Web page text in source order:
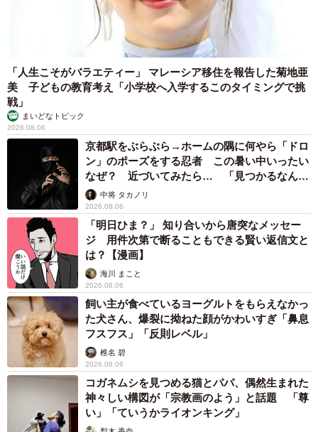
「人生こそがバラエティー」 マレーシア移住を報告した菊地亜
美 子どもの教育考え「小学校へ入学するこのタイミングで挑
戦」
まいどなトピック
2026.08.06
京都駅をぶらぶら→ホームの隅に何やら「ドロ
ン」のポーズをする忍者 この暑い中いったい
なぜ？ 近づいてみたら… 「見つかるなんて
未熟」中将 タカノリ
2026.08.06
「明日ひま？」 知り合いから唐突なメッセー
ジ 用件次第で断ることもできる賢い返信文と
は？【漫画】
海川 まこと
2026.08.06
飼い主が食べているヨーグルトをもらえなかっ
た犬さん、爆裂に拗ねた顔がかわいすぎ「鼻息
フスフス」「反則レベル」
椎名 碧
2026.08.06
コガネムシを見つめる猫とパパ、偶然生まれた
神々しい構図が「宗教画のよう」と話題 「尊
い」「ていうかライオンキング」